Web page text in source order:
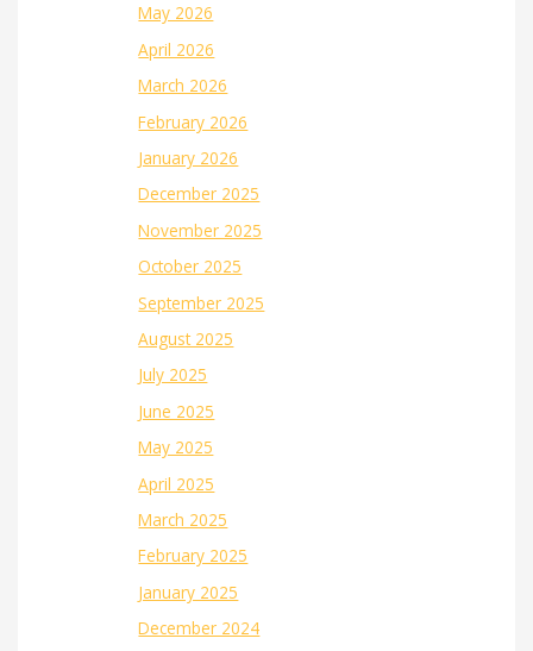
May 2026
April 2026
March 2026
February 2026
January 2026
December 2025
November 2025
October 2025
September 2025
August 2025
July 2025
June 2025
May 2025
April 2025
March 2025
February 2025
January 2025
December 2024